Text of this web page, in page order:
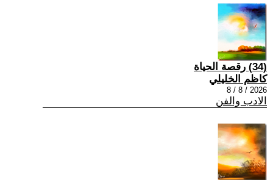
(34) رقصة الحياة
كاظم الخليلي
2026 / 8 / 8
الادب والفن